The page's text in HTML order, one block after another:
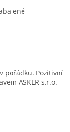
pořádku. Pozitivní
ASKER s.r.o.